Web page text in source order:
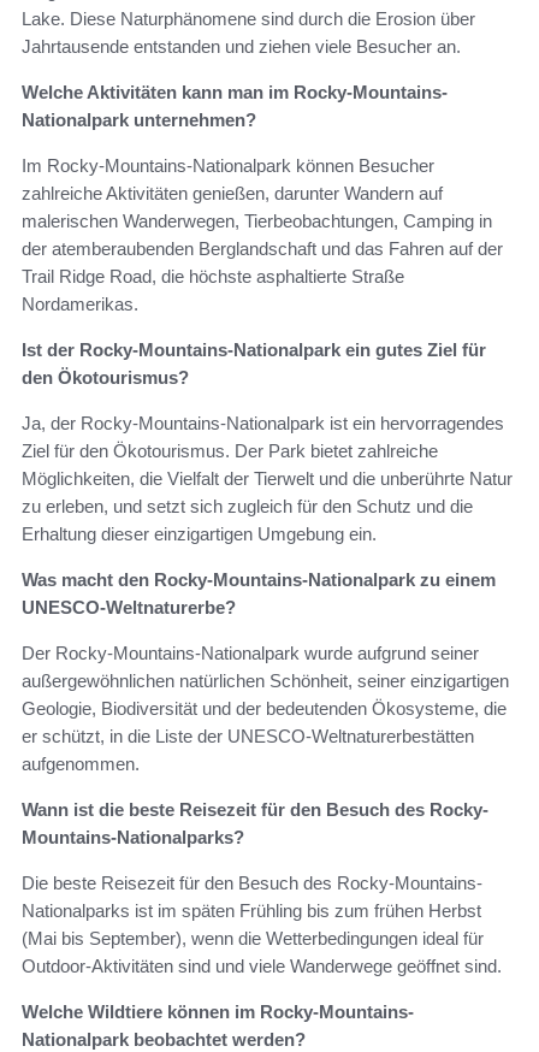
Lake. Diese Naturphänomene sind durch die Erosion über
Jahrtausende entstanden und ziehen viele Besucher an.
Welche Aktivitäten kann man im Rocky-Mountains-
Nationalpark unternehmen?
Im Rocky-Mountains-Nationalpark können Besucher
zahlreiche Aktivitäten genießen, darunter Wandern auf
malerischen Wanderwegen, Tierbeobachtungen, Camping in
der atemberaubenden Berglandschaft und das Fahren auf der
Trail Ridge Road, die höchste asphaltierte Straße
Nordamerikas.
Ist der Rocky-Mountains-Nationalpark ein gutes Ziel für
den Ökotourismus?
Ja, der Rocky-Mountains-Nationalpark ist ein hervorragendes
Ziel für den Ökotourismus. Der Park bietet zahlreiche
Möglichkeiten, die Vielfalt der Tierwelt und die unberührte Natur
zu erleben, und setzt sich zugleich für den Schutz und die
Erhaltung dieser einzigartigen Umgebung ein.
Was macht den Rocky-Mountains-Nationalpark zu einem
UNESCO-Weltnaturerbe?
Der Rocky-Mountains-Nationalpark wurde aufgrund seiner
außergewöhnlichen natürlichen Schönheit, seiner einzigartigen
Geologie, Biodiversität und der bedeutenden Ökosysteme, die
er schützt, in die Liste der UNESCO-Weltnaturerbestätten
aufgenommen.
Wann ist die beste Reisezeit für den Besuch des Rocky-
Mountains-Nationalparks?
Die beste Reisezeit für den Besuch des Rocky-Mountains-
Nationalparks ist im späten Frühling bis zum frühen Herbst
(Mai bis September), wenn die Wetterbedingungen ideal für
Outdoor-Aktivitäten sind und viele Wanderwege geöffnet sind.
Welche Wildtiere können im Rocky-Mountains-
Nationalpark beobachtet werden?